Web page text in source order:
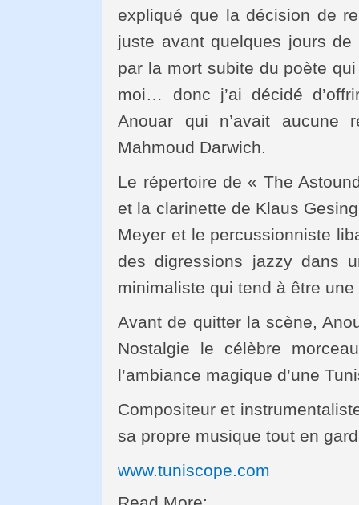
expliqué que la décision de
juste avant quelques jours de
par la mort subite du poète
moi… donc j’ai décidé
Anouar qui n’avait aucune
Mahmoud Darwich.
Le répertoire de « The
et la clarinette de Klaus
Meyer et le percussionniste
des digressions jazzy dans
minimaliste qui tend à être
Avant de quitter la scène,
Nostalgie le célèbre
l’ambiance magique d’une
Compositeur et
sa propre musique tout en
www.tuniscope.com